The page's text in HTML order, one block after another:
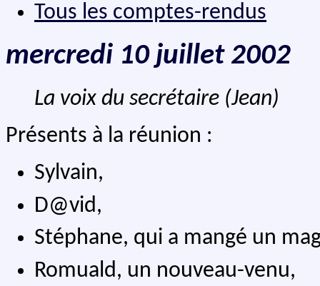
Tous les comptes-rendus
mercredi 10 juillet 2002
La voix du secrétaire (Jean)
Présents à la réunion :
Sylvain,
D@vid,
Stéphane, qui a mangé un
Romuald, un nouveau-venu,